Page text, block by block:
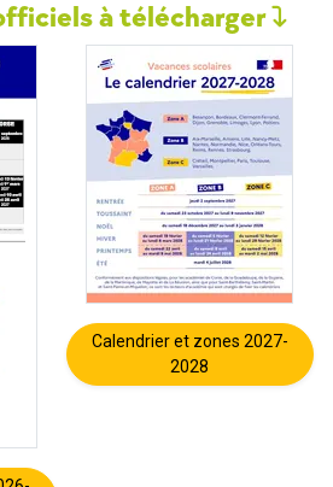
à télécharger
Calendrier et zones 2027-
2028